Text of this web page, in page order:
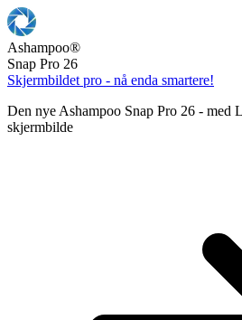
Ashampoo®
Snap Pro 26
Skjermbildet pro - nå enda smartere!
Den nye Ashampoo Snap Pro 26 - med
skjermbilde